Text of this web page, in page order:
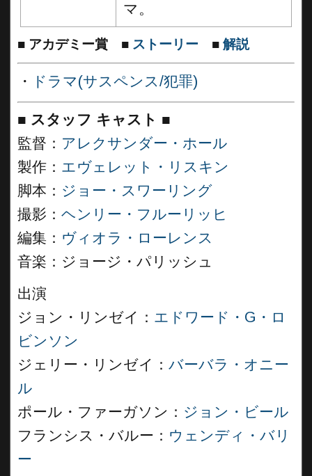
マ。
■ アカデミー賞 ■ ストーリー ■ 解説
・ ドラマ(サスペンス/犯罪)
■ スタッフ キャスト ■
監督： アレクサンダー・ホール
製作： エヴェレット・リスキン
脚本： ジョー・スワーリング
撮影： ヘンリー・フルーリッヒ
編集： ヴィオラ・ローレンス
音楽：ジョージ・パリッシュ
出演
ジョン・リンゼイ： エドワード・G・ロ
ビンソン
ジェリー・リンゼイ： バーバラ・オニー
ル
ポール・ファーガソン： ジョン・ビール
フランシス・バルー： ウェンディ・バリ
ー